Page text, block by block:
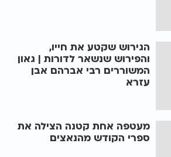
הגירוש שקטע את חייו,
והפירוש שנשאר לדורות | גאון
המשוררים רבי אברהם אבן
עזרא
מעטפה אחת קטנה הצילה את
ספרי הקודש מהנאצים